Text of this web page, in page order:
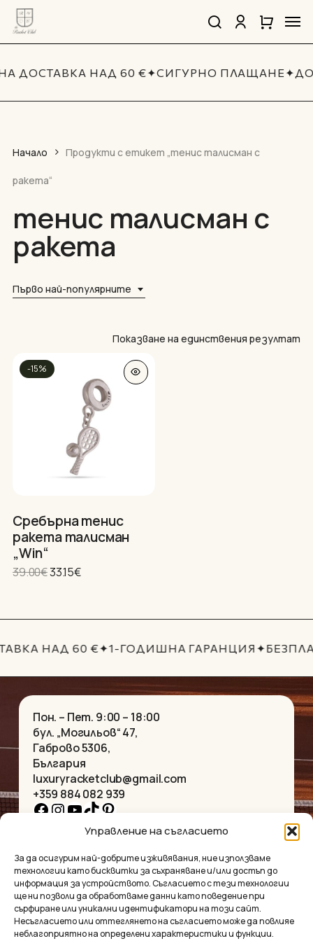
Управление на съгласието
За да осигурим най-добрите изживявания, ние използваме
технологии като бисквитки за съхраняване и/или достъп до
информация за устройството. Съгласието с тези технологии
ще ни позволи да обработваме данни като поведение при
сърфиране или уникални идентификатори на този сайт.
Несъгласието или оттеглянето на съгласието може да повлияе
неблагоприятно на определени характеристики и функции.
Skip
main
search account
Количка
Cart
GO TO SHOP
ДОСТАВКА НАД 60 €✦СИГУРНО ПЛАЩАНЕ✦
Начало Продукти с етикет „тенис талисман с
ракета“
тенис талисман с
ракета
Първо най-популярните
Показване на единствения резултат
-15%
Сребърна тенис
ракета талисман
„Win“
39.00€Original
39.00€.
33.15€Текущата
33.15€.
НАД 60 €✦1-ГОДИШНА ГАРАНЦИЯ✦
Пон. – Пет. 9:00 – 18:00
бул. „Могильов“ 47,
Габрово 5306,
България
luxuryracketclub@gmail.com
+359 884 082 939
Facebook
Instagram
YouTube
TikTok
Pinterest
НАЧАЛО
ЗА НАС
МАГАЗИНЪТ
КОНТАКТ
КОЛЕКЦИИ
КОЛИЕТА
ГРИВНИ
ВИСУЛКИ
ОБЕЦИ
АКСЕСОАРИ
ПОВЕРИТЕЛНОСТ